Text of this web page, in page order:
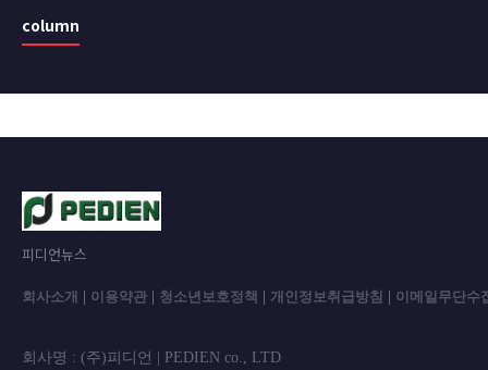
column
피디언뉴스
회사소개 이용약관 청소년보호정책 개인정보취급방침 이메일무단수
회사명 : (주)피디언 | PEDIEN co.,